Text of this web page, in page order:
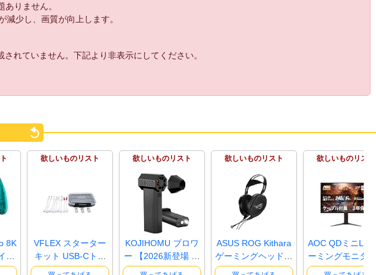
りません。
少し、画質が向上します。
れていません。下記より非表示にしてください。
8K
欲しいものリスト
VFLEX スターター
キット USB-Cトリ
ガーケーブル
欲しいものリスト
KOJIHOMU ブロワ
ー 【2026新登場 超
小型で爆風..
欲しいものリスト
ASUS ROG Kithara
ゲーミングヘッドセ
ット / 1..
欲しいものリスト
AOC QDミニ
ーミングモニタ
7インチ, Q..